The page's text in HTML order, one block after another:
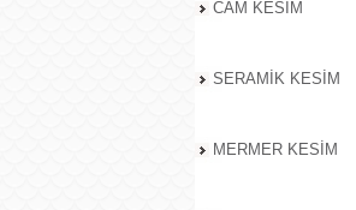
CAM KESİM
SERAMİK KESİM
MERMER KESİM